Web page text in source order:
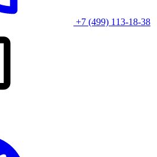
+7 (499) 113-18-38